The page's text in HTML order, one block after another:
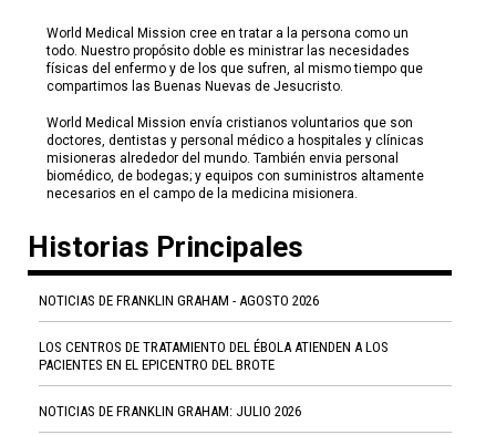
World Medical Mission cree en tratar a la persona como un
todo. Nuestro propósito doble es ministrar las necesidades
físicas del enfermo y de los que sufren, al mismo tiempo que
compartimos las Buenas Nuevas de Jesucristo.
World Medical Mission envía cristianos voluntarios que son
doctores, dentistas y personal médico a hospitales y clínicas
misioneras alrededor del mundo. También envia personal
biomédico, de bodegas; y equipos con suministros altamente
necesarios en el campo de la medicina misionera.
Historias Principales
NOTICIAS DE FRANKLIN GRAHAM - AGOSTO 2026
LOS CENTROS DE TRATAMIENTO DEL ÉBOLA ATIENDEN A LOS
PACIENTES EN EL EPICENTRO DEL BROTE
NOTICIAS DE FRANKLIN GRAHAM: JULIO 2026